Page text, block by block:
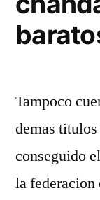
Tampoco
demas
conseguido
la federacion